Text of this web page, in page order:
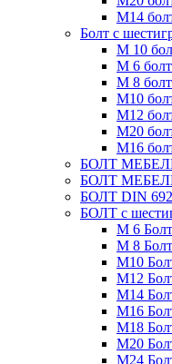
М14
Болт с
М 10
М 6
М 8
М10
М12
М20
М16
БОЛТ
БОЛТ
БОЛТ DIN
БОЛТ с
М 6
М 8
М10
М12
М14
М16
М18
М20
М24